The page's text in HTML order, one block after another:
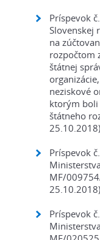
Príspevok
Slovenskej
na
rozpočtom
štátnej
neziskové
ktorým
štátneho
25.10.2018)
Príspevok
MF/
25.10.2018)
Príspevok